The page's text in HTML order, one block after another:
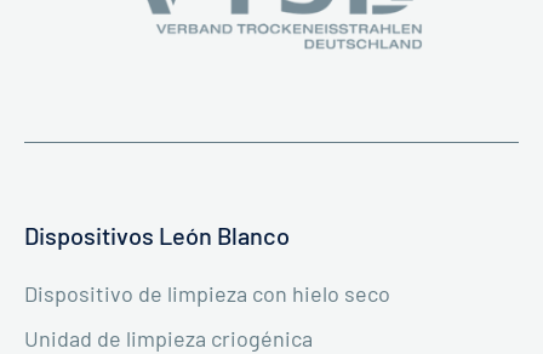
Dispositivos León Blanco
Dispositivo de limpieza con hielo seco
Unidad de limpieza criogénica